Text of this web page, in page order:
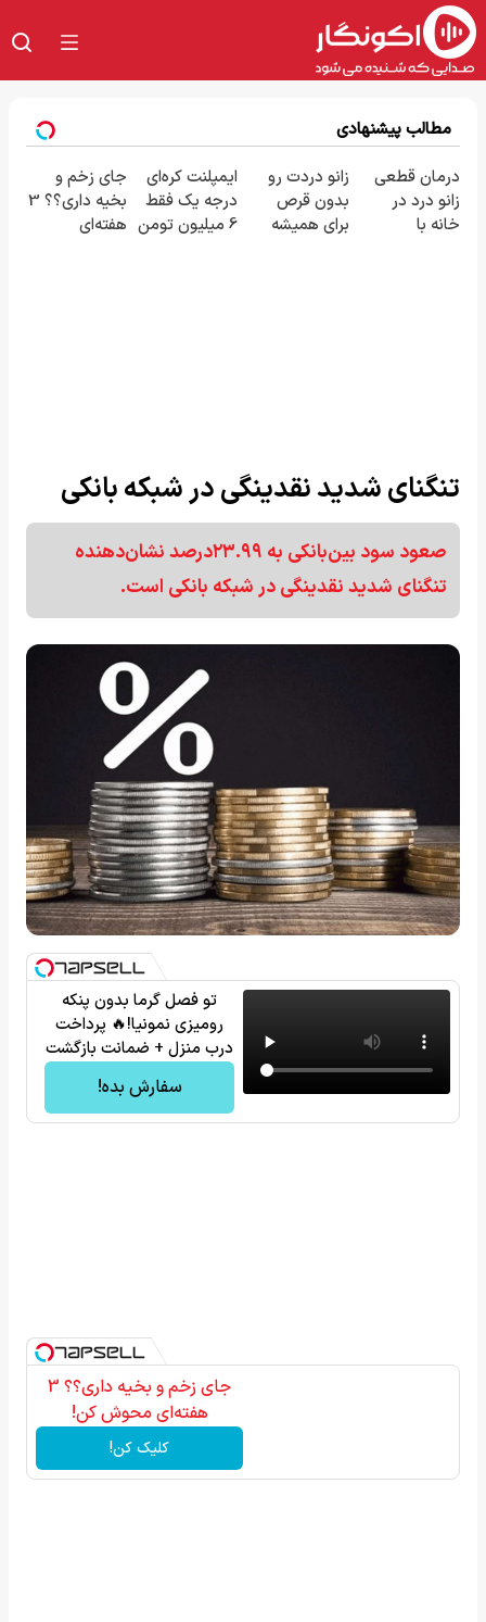
مطالب پیشنهادی
درمان قطعی
زانو درد در
خانه با
زانو دردت رو
بدون قرص
برای همیشه
ایمپلنت کره‌ای
درجه یک فقط
6 میلیون تومن
جای زخم و
بخیه داری؟؟ 3
هفته‌ای
تنگنای شدید نقدینگی در شبکه بانکی
صعود سود بین‌بانکی به ۲۳.۹۹درصد نشان‌دهنده
تنگنای شدید نقدینگی در شبکه بانکی است.
تو فصل گرما بدون پنکه
رومیزی نمونیا!🔥 پرداخت
درب منزل + ضمانت بازگشت
سفارش بده!
جای زخم و بخیه داری؟؟ 3
هفته‌ای محوش کن!
کلیک کن!